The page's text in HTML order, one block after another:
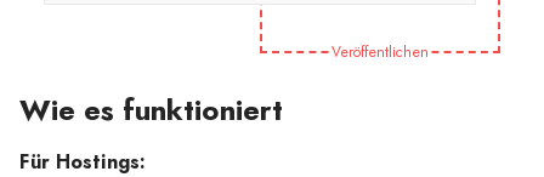
Veröffentlichen
Wie es funktioniert
Für Hostings: